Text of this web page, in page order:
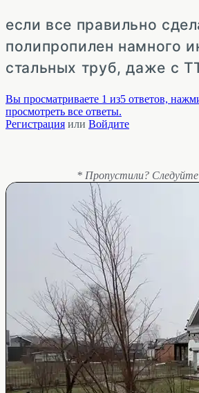
если все правильно
полипропилен намного
стальных труб, даже с
Вы просматриваете 1 из5 ответов,
просмотреть все ответы.
Регистрация или Войдите
* Пропустили?